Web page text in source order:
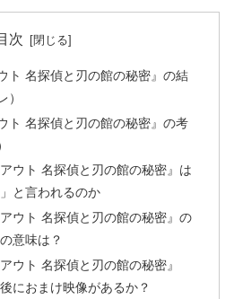
次
ト 名探偵と刃の館の秘密』の結
）
ト 名探偵と刃の館の秘密』の考
ウト 名探偵と刃の館の秘密』は
と言われるのか
ウト 名探偵と刃の館の秘密』の
意味は？
ウト 名探偵と刃の館の秘密』
におまけ映像があるか？